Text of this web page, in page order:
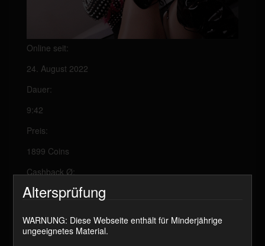
Online seit:
24. August 2022
Dauer:
9:42
Preis:
1899 Coins
Cashback Ø:
25 Coins
JETZT KAUFEN
Altersprüfung
WARNUNG: Diese Webseite enthält für Minderjährige
ungeeignetes Material.